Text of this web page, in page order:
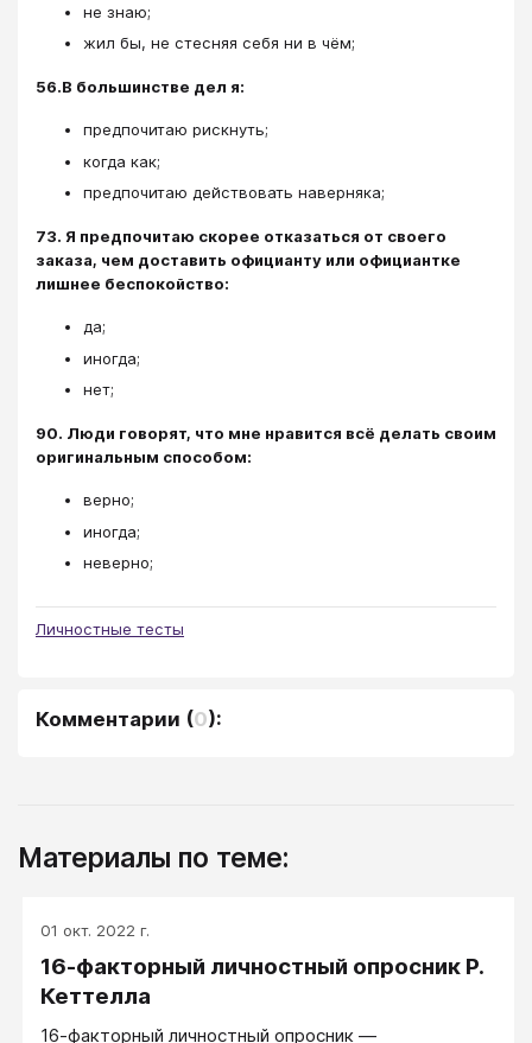
не знаю;
жил бы, не стесняя себя ни в чём;
56.В большинстве дел я:
предпочитаю рискнуть;
когда как;
предпочитаю действовать наверняка;
73. Я предпочитаю скорее отказаться от своего
заказа, чем доставить официанту или официантке
лишнее беспокойство:
да;
иногда;
нет;
90. Люди говорят, что мне нравится всё делать своим
оригинальным способом:
верно;
иногда;
неверно;
Личностные тесты
Комментарии (0):
Материалы по теме:
01 окт. 2022 г.
16-факторный личностный опросник Р.
Кеттелла
16-факторный личностный опросник —